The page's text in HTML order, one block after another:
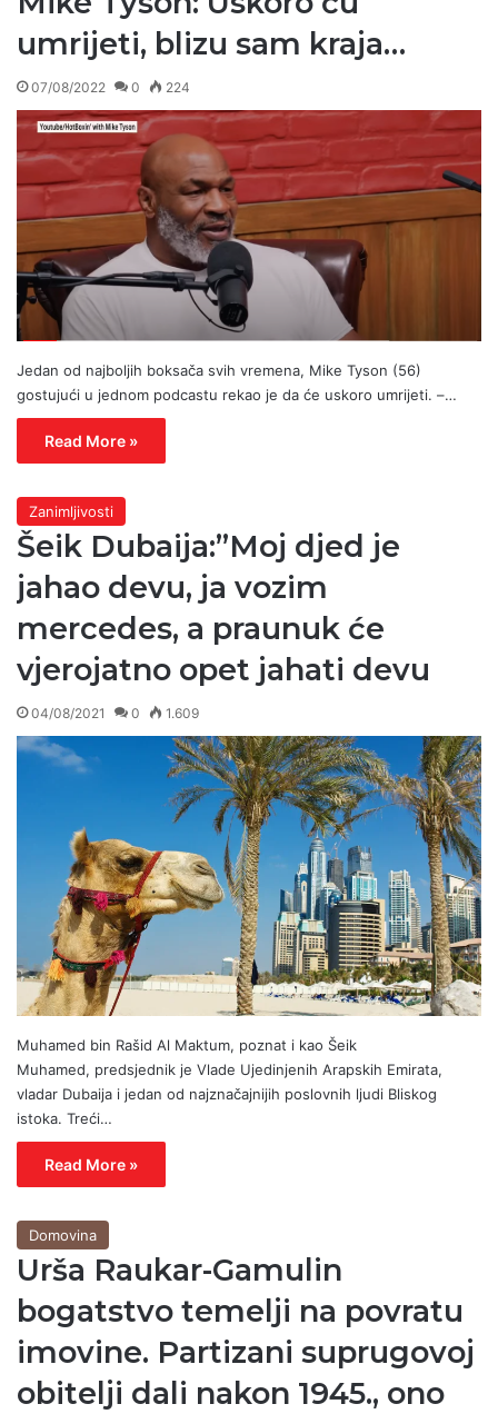
umrijeti, blizu sam kraja…
07/08/2022 0 224
Jedan od najboljih boksača svih vremena, Mike Tyson (56)
gostujući u jednom podcastu rekao je da će uskoro umrijeti. –…
Read More »
Zanimljivosti
Šeik Dubaija:”Moj djed je
jahao devu, ja vozim
mercedes, a praunuk će
vjerojatno opet jahati devu
04/08/2021 0 1.609
Muhamed bin Rašid Al Maktum, poznat i kao Šeik
Muhamed, predsjednik je Vlade Ujedinjenih Arapskih Emirata,
vladar Dubaija i jedan od najznačajnijih poslovnih ljudi Bliskog
istoka. Treći…
Read More »
Domovina
Urša Raukar-Gamulin
bogatstvo temelji na povratu
imovine. Partizani suprugovoj
obitelji dali nakon 1945., ono